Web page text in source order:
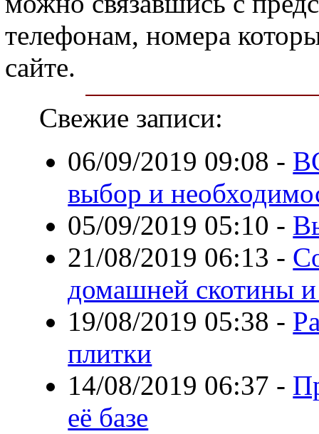
телефонам, номера
сайте.
Свежие записи:
06/09/2019 09:08 -
выбор и
05/09/2019 05:10 -
21/08/2019 06:13 -
домашней скотины
19/08/2019 05:38 -
плитки
14/08/2019 06:37 -
её базе